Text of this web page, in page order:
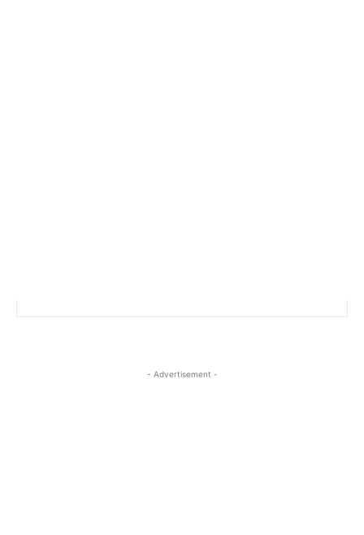
- Advertisement -